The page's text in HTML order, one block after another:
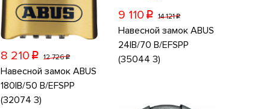
8 210 p 12 726p
Навесной замок ABUS
180IB/50 B/EFSPP
(32074 3)
9 110 p 14 121p
Навесной замок ABUS
24IB/70 B/EFSPP
(35044 3)